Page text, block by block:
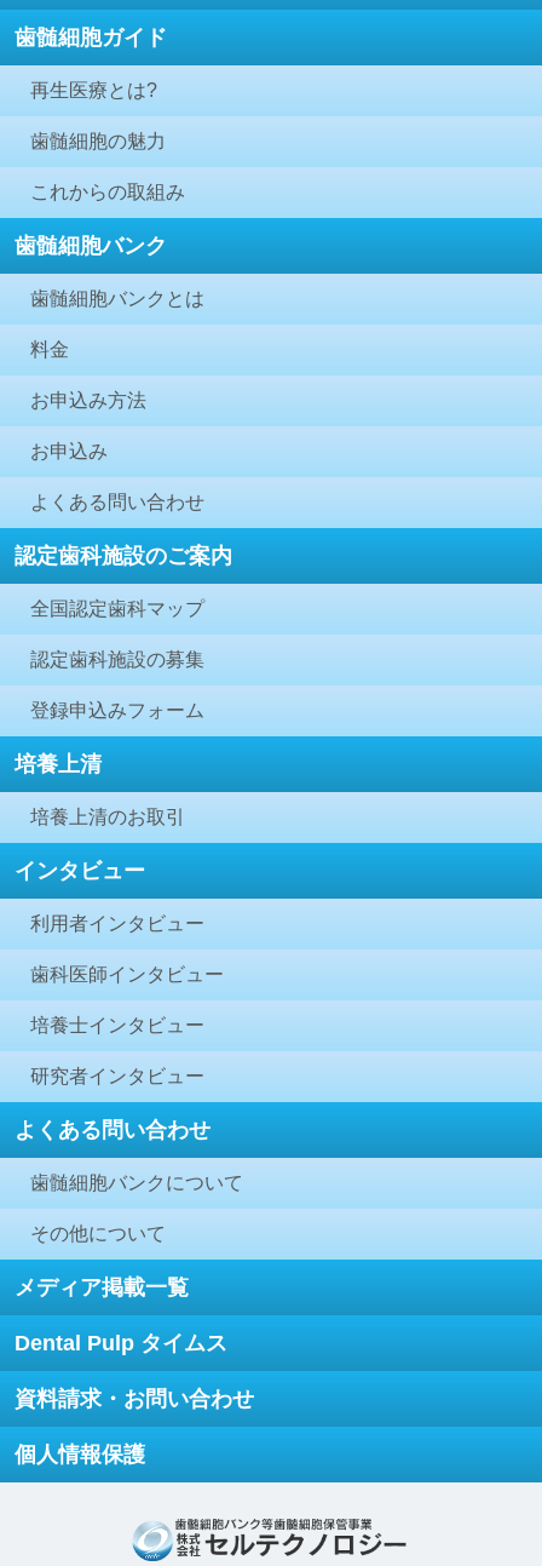
歯髄細胞ガイド
再生医療とは?
歯髄細胞の魅力
これからの取組み
歯髄細胞バンク
歯髄細胞バンクとは
料金
お申込み方法
お申込み
よくある問い合わせ
認定歯科施設のご案内
全国認定歯科マップ
認定歯科施設の募集
登録申込みフォーム
培養上清
培養上清のお取引
インタビュー
利用者インタビュー
歯科医師インタビュー
培養士インタビュー
研究者インタビュー
よくある問い合わせ
歯髄細胞バンクについて
その他について
メディア掲載一覧
Dental Pulp タイムス
資料請求・お問い合わせ
個人情報保護